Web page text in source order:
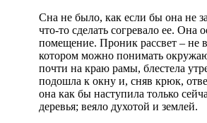
Сна не было, как если бы она не
что‑то сделать согревало ее.
помещение. Проник рассвет – не
котором можно понимать
почти на краю рамы, блестела
подошла к окну и, сняв крюк,
она как бы наступила только
деревья; веяло духотой и землей.